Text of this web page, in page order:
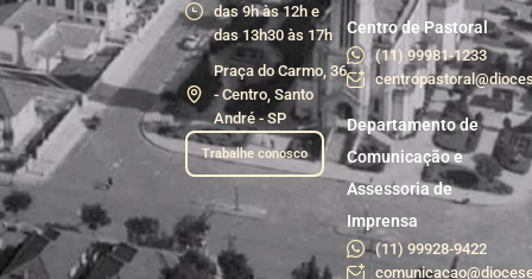
das 9h às 12h e
das 13h30 às 17h
Praça do Carmo, 36
- Centro, Santo
André - SP
Trabalhe conosco
Centro de Pastoral
(11) 99981-1233
Departamento de
Comunicação e
Assessoria de
Imprensa
(11) 99928-9422